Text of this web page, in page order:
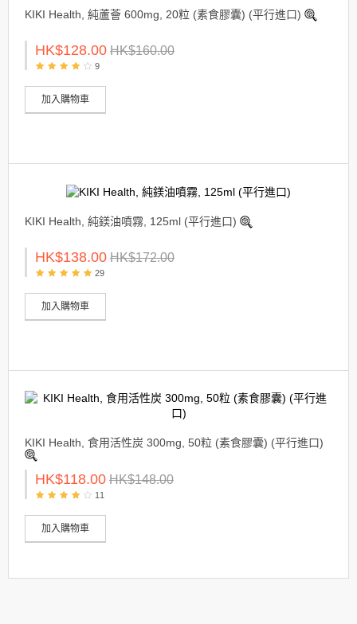
KIKI Health, 純蘆薈 600mg, 20粒 (素食膠囊) (平行進口)
HK$128.00 HK$160.00
9
加入購物車
KIKI Health, 純鎂油噴霧, 125ml (平行進口)
HK$138.00 HK$172.00
29
加入購物車
KIKI Health, 食用活性炭 300mg, 50粒 (素食膠囊) (平行進口)
HK$118.00 HK$148.00
11
加入購物車